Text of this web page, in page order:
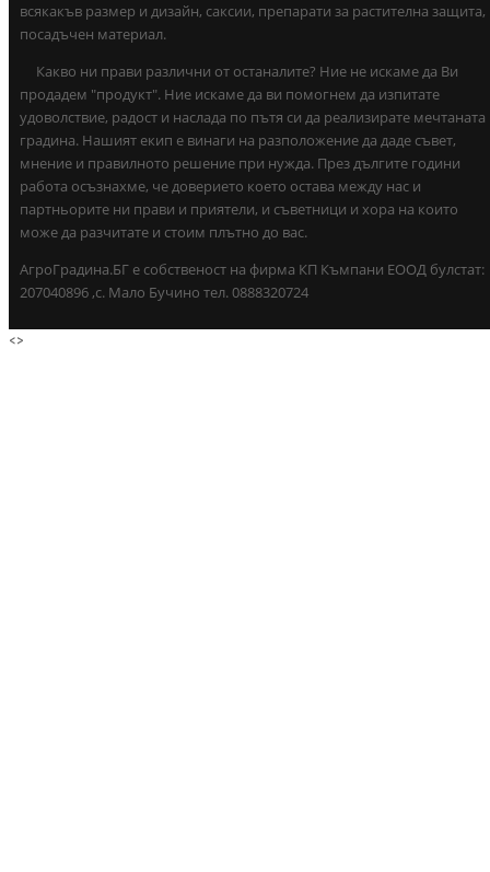
всякакъв размер и дизайн, саксии, препарати за растителна защита,
посадъчен материал.
Какво ни прави различни от останалите? Ние не искаме да Ви
продадем "продукт". Ние искаме да ви помогнем да изпитате
удоволствие, радост и наслада по пътя си да реализирате мечтаната
градина. Нашият екип е винаги на разположение да даде съвет,
мнение и правилното решение при нужда. През дългите години
работа осъзнахме, че доверието което остава между нас и
партньорите ни прави и приятели, и съветници и хора на които
може да разчитате и стоим плътно до вас.
АгроГрадина.БГ е собственост на фирма КП Къмпани ЕООД булстат:
207040896 ,с. Мало Бучино тел. 0888320724
<>